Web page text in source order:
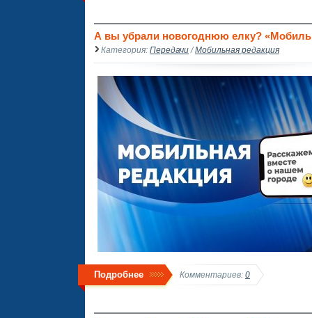
А вы убрали новогоднюю елку?
Категория: Передачи /Мобильная редакция
Подробнее Комментариев: 0